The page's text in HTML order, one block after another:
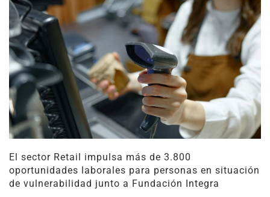
El sector Retail impulsa más de 3.800
oportunidades laborales para personas en situación
de vulnerabilidad junto a Fundación Integra